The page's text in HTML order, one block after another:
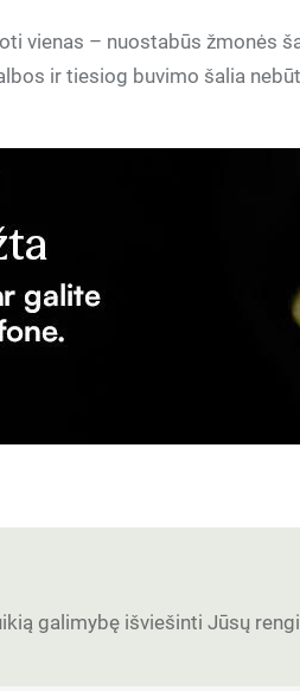
vienas – nuostabūs žmonės
ir tiesiog buvimo šalia
galimybę išviešinti Jūsų